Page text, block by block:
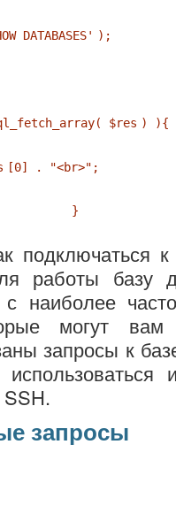
DATABASES' );
$res )
[0] . "<br>" ;
}
подключаться
работы базу
наиболее
могут
запросы к
SSH.
запросы